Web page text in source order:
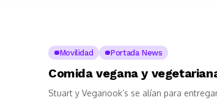
Movilidad Portada News
Comida vegana y
Stuart y Veganook’s se alían para